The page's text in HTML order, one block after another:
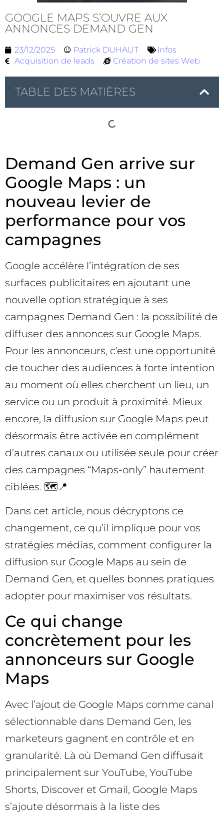
GOOGLE MAPS S’OUVRE AUX
ANNONCES DEMAND GEN
23/12/2025 Patrick DUHAUT
Infos
Acquisition de leads
Création de sites Web
TABLE DES MATIÈRES
Demand Gen arrive sur
Google Maps : un
nouveau levier de
performance pour vos
campagnes
Google accélère l’intégration de ses
surfaces publicitaires en ajoutant une
nouvelle option stratégique à ses
campagnes Demand Gen : la possibilité de
diffuser des annonces sur Google Maps.
Pour les annonceurs, c’est une opportunité
de toucher des audiences à forte intention
au moment où elles cherchent un lieu, un
service ou un produit à proximité. Mieux
encore, la diffusion sur Google Maps peut
désormais être activée en complément
d’autres canaux ou utilisée seule pour créer
des campagnes “Maps-only” hautement
ciblées. 🗺️📍
Dans cet article, nous décryptons ce
changement, ce qu’il implique pour vos
stratégies médias, comment configurer la
diffusion sur Google Maps au sein de
Demand Gen, et quelles bonnes pratiques
adopter pour maximiser vos résultats.
Ce qui change
concrètement pour les
annonceurs sur Google
Maps
Avec l’ajout de Google Maps comme canal
sélectionnable dans Demand Gen, les
marketeurs gagnent en contrôle et en
granularité. Là où Demand Gen diffusait
principalement sur YouTube, YouTube
Shorts, Discover et Gmail, Google Maps
s’ajoute désormais à la liste des